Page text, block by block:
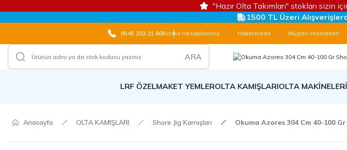
"Hazır Olta Takımları" stokları sizin
1500 TL Üzeri
0545 203 21 60Banka Hesaplarımız Hakkımızda Müşteri Hizmetleri
ARA
LRF ÖZELMAKET YEMLEROLTA KAMIŞLARIOLTA MAKİNELERİ
Anasayfa OLTA KAMIŞLARI Shore Jig Kamışları Okuma Azores 304 Cm 40-100 Gr